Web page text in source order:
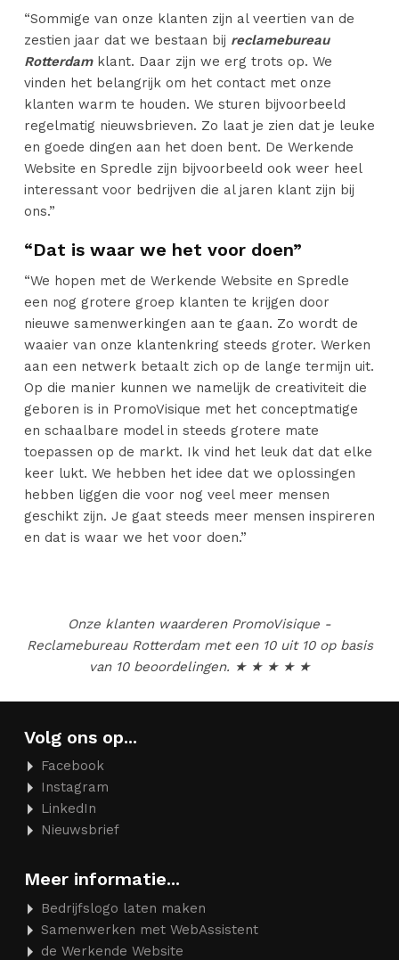
“Sommige van onze klanten zijn al veertien van de
zestien jaar dat we bestaan bij reclamebureau
Rotterdamklant. Daar zijn we erg trots op. We
vinden het belangrijk om het contact met onze
klanten warm te houden. We sturen bijvoorbeeld
regelmatig nieuwsbrieven. Zo laat je zien dat je leuke
en goede dingen aan het doen bent. De Werkende
Website en Spredle zijn bijvoorbeeld ook weer heel
interessant voor bedrijven die al jaren klant zijn bij
ons.”
“Dat is waar we het voor doen”
“We hopen met de Werkende Website en Spredle
een nog grotere groep klanten te krijgen door
nieuwe samenwerkingen aan te gaan. Zo wordt de
waaier van onze klantenkring steeds groter. Werken
aan een netwerk betaalt zich op de lange termijn uit.
Op die manier kunnen we namelijk de creativiteit die
geboren is in PromoVisique met het conceptmatige
en schaalbare model in steeds grotere mate
toepassen op de markt. Ik vind het leuk dat dat elke
keer lukt. We hebben het idee dat we oplossingen
hebben liggen die voor nog veel meer mensen
geschikt zijn. Je gaat steeds meer mensen inspireren
en dat is waar we het voor doen.”
Onze klanten waarderen PromoVisique -
Reclamebureau Rotterdammet een 10uit 10op basis
van 10beoordelingen. ★ ★ ★ ★ ★
Volg ons op...
Facebook
Instagram
LinkedIn
Nieuwsbrief
Meer informatie...
Bedrijfslogo laten maken
Samenwerken met WebAssistent
de Werkende Website